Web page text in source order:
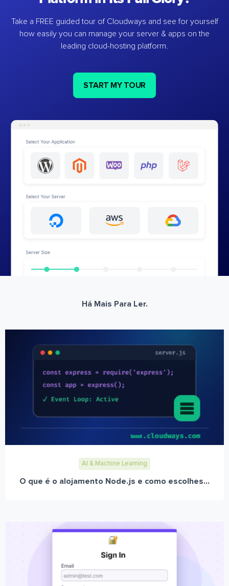
Take a FREE guided tour of Cloudways and see for yourself
how easily you can manage your server & apps on the
leading cloud-hosting platform.
START MY TOUR
Há Mais Para Ler.
AI & Machine Learning
O que é o alojamento Node.js e como escolhes...